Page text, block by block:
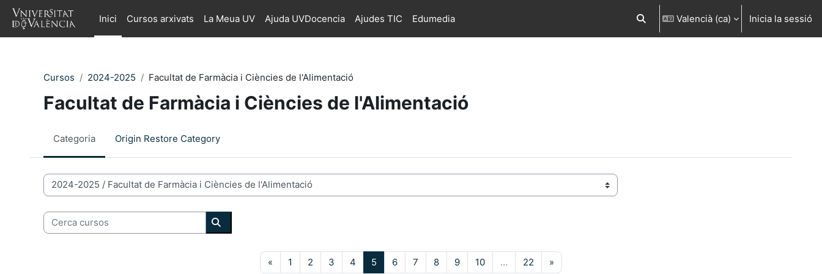
Ves al contingut principal
Inici
Cursos arxivats La Meua UV Ajuda UVDocencia Ajudes TIC Edumedia Commuta l'entrada de la cerca
Valencià ‎(ca)‎ Inicia la sessió
Cursos 2024-2025 Facultat de Farmàcia i Ciències de l'Alimentació
Facultat de Farmàcia i Ciències de l'Alimentació
Categoria Origin Restore Category
Categories de Cursos
Cerca cursos
Cerca cursos
« Pàgina anterior
1 Pàgina 1
2 Pàgina 2
3 Pàgina 3
4 Pàgina 4
5 Pàgina 5
6Pàgina 6
7 Pàgina 7
8Pàgina 8
9Pàgina 9
10Pàgina 10
… 22 Pàgina 22
»